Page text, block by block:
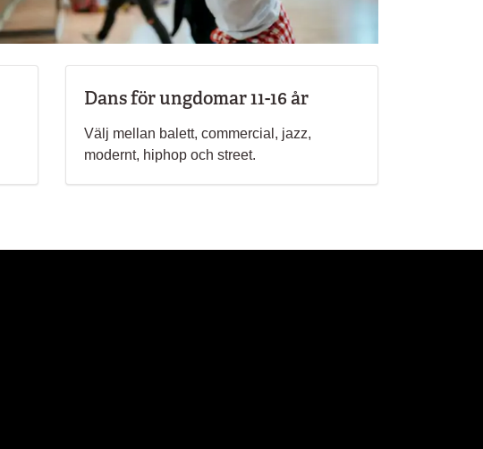
Dans för ungdomar 11-16 år
Välj mellan balett, commercial, jazz,
modernt, hiphop och street.